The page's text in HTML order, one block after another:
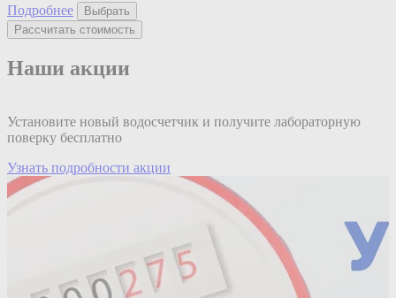
Подробнее
Выбрать
Рассчитать стоимость
Наши акции
Установите новый водосчетчик и получите лабораторную
поверку бесплатно
Узнать подробности акции